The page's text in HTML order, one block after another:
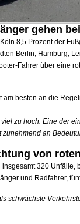
gehen
8,5 Prozent der
Berlin, Hamburg,
Fahrer über eine
besten an die
zu hoch. Eine der
an
von
320 Unfälle,
und Radfahrer,
schwächste